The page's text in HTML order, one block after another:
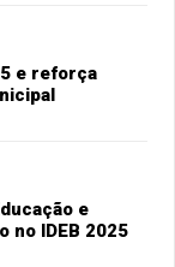
e reforça
e
no IDEB 2025